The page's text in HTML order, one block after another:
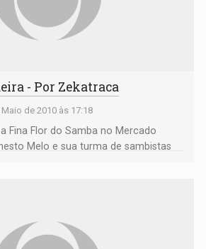
- Por Zekatraca
Maio de 2010 às 17:18
Fina Flor do Samba no Mercado
Melo e sua turma de sambistas